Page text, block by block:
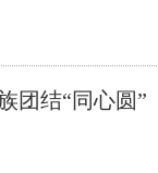
团结“同心圆”